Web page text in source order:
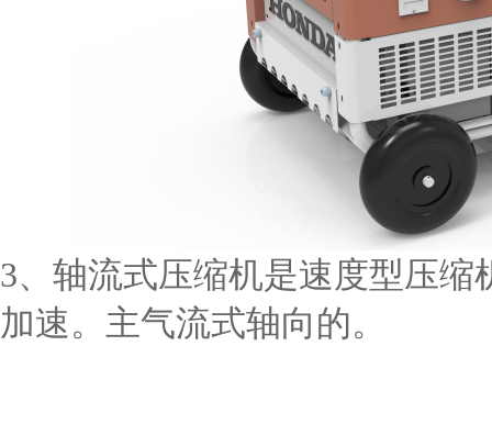
3、轴流式压缩机是速度型压
加速。主气流式轴向的。